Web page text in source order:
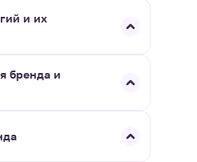
и их
бренда и